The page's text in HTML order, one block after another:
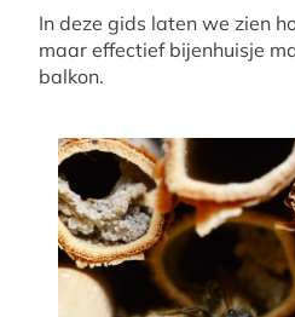
In deze gids laten we zien
maar effectief bijenhuisje
balkon.